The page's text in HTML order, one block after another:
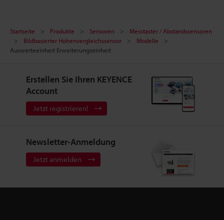
Startseite Produkte Sensoren
Messtaster / Abstandssensoren
Bildbasierter Höhenvergleichssensor
Modelle
Auswerteeinheit Erweiterungseinheit
Erstellen Sie Ihren KEYENCE
Account
Jetzt registrieren!
Newsletter-Anmeldung
Jetzt anmelden